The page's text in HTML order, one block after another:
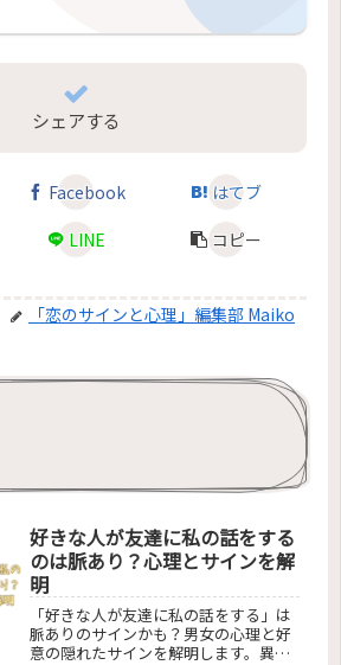
シェアする
Facebook
はてブ
LINE コピー
「恋のサインと心理」編集部 Maiko
好きな人が友達に私の話をする
のは脈あり？心理とサインを解
明
「好きな人が友達に私の話をする」は
脈ありのサインかも？男女の心理と好
意の隠れたサインを解明します。異性